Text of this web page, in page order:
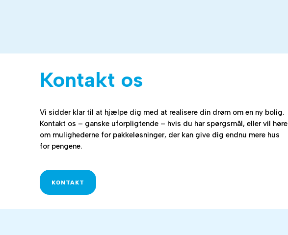
Kontakt os
Vi sidder klar til at hjælpe dig med at realisere din drøm om en ny bolig.
Kontakt os – ganske uforpligtende – hvis du har spørgsmål, eller vil høre
om mulighederne for pakkeløsninger, der kan give dig endnu mere hus
for pengene.
KONTAKT